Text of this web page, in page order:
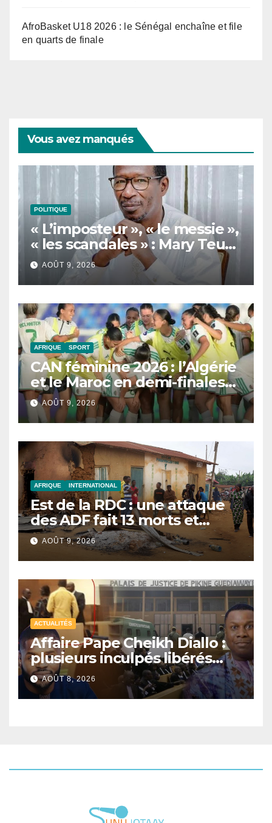
AfroBasket U18 2026 : le Sénégal enchaîne et file
en quarts de finale
Vous avez manqués
POLITIQUE
« L’imposteur », « le messie »,
« les scandales » : Mary Teuw
Niane cible les dérives d’un
leader politique
AOÛT 9, 2026
AFRIQUE SPORT
CAN féminine 2026 : l’Algérie
et le Maroc en demi-finales
et au Mondial 2027
AOÛT 9, 2026
AFRIQUE INTERNATIONAL
Est de la RDC : une attaque
des ADF fait 13 morts et
réduit un village en cendres
AOÛT 9, 2026
ACTUALITÉS
Affaire Pape Cheikh Diallo :
plusieurs inculpés libérés
après un non-lieu partiel
AOÛT 8, 2026